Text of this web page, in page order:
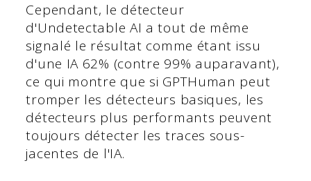
Cependant, le détecteur
d'Undetectable AI a tout de même
signalé le résultat comme étant issu
d'une IA 62% (contre 99% auparavant),
ce qui montre que si GPTHuman peut
tromper les détecteurs basiques, les
détecteurs plus performants peuvent
toujours détecter les traces sous-
jacentes de l'IA.